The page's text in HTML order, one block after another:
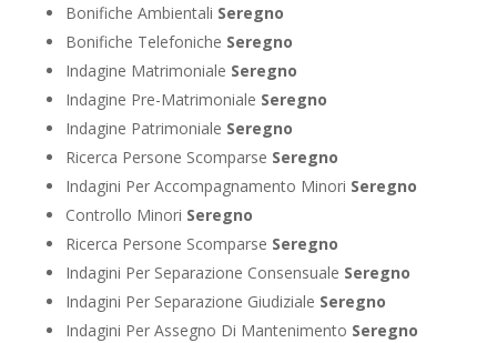
Bonifiche Ambientali Seregno
Bonifiche Telefoniche Seregno
Indagine Matrimoniale Seregno
Indagine Pre-Matrimoniale Seregno
Indagine Patrimoniale Seregno
Ricerca Persone Scomparse Seregno
Indagini Per Accompagnamento Minori Seregno
Controllo Minori Seregno
Ricerca Persone Scomparse Seregno
Indagini Per Separazione Consensuale Seregno
Indagini Per Separazione Giudiziale Seregno
Indagini Per Assegno Di Mantenimento Seregno